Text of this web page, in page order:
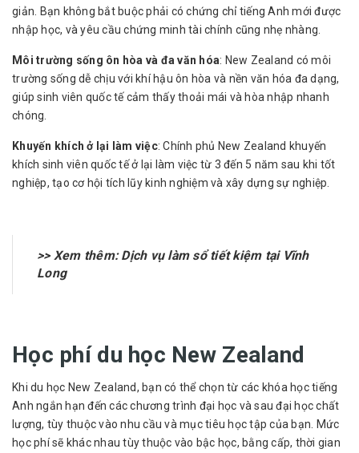
giản. Bạn không bắt buộc phải có chứng chỉ tiếng Anh mới được
nhập học, và yêu cầu chứng minh tài chính cũng nhẹ nhàng.
Môi trường sống ôn hòa và đa văn hóa: New Zealand có môi
trường sống dễ chịu với khí hậu ôn hòa và nền văn hóa đa dạng,
giúp sinh viên quốc tế cảm thấy thoải mái và hòa nhập nhanh
chóng.
Khuyến khích ở lại làm việc: Chính phủ New Zealand khuyến
khích sinh viên quốc tế ở lại làm việc từ 3 đến 5 năm sau khi tốt
nghiệp, tạo cơ hội tích lũy kinh nghiệm và xây dựng sự nghiệp.
>> Xem thêm:Dịch vụ làm sổ tiết kiệm tại Vĩnh
Long
Học phí du học New Zealand
Khi du học New Zealand, bạn có thể chọn từ các khóa học tiếng
Anh ngắn hạn đến các chương trình đại học và sau đại học chất
lượng, tùy thuộc vào nhu cầu và mục tiêu học tập của bạn. Mức
học phí sẽ khác nhau tùy thuộc vào bậc học, bằng cấp, thời gian